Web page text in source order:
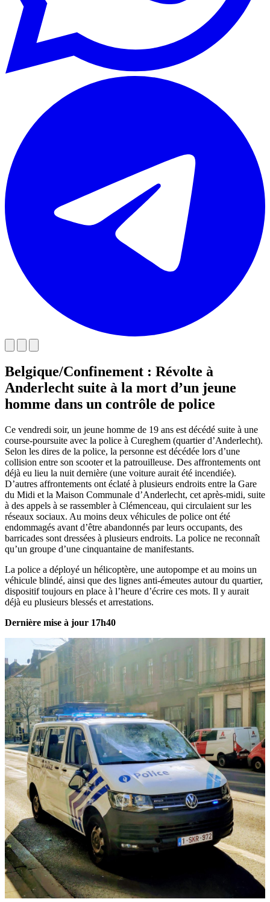
Belgique/Confinement : Révolte à
Anderlecht suite à la mort d’un jeune
homme dans un contrôle de police
Ce vendredi soir, un jeune homme de 19 ans est décédé suite à une
course-poursuite avec la police à Cureghem (quartier d’Anderlecht).
Selon les dires de la police, la personne est décédée lors d’une
collision entre son scooter et la patrouilleuse. Des affrontements ont
déjà eu lieu la nuit dernière (une voiture aurait été incendiée).
D’autres affrontements ont éclaté à plusieurs endroits entre la Gare
du Midi et la Maison Communale d’Anderlecht, cet après-midi, suite
à des appels à se rassembler à Clémenceau, qui circulaient sur les
réseaux sociaux. Au moins deux véhicules de police ont été
endommagés avant d’être abandonnés par leurs occupants, des
barricades sont dressées à plusieurs endroits. La police ne reconnaît
qu’un groupe d’une cinquantaine de manifestants.
La police a déployé un hélicoptère, une autopompe et au moins un
véhicule blindé, ainsi que des lignes anti-émeutes autour du quartier,
dispositif toujours en place à l’heure d’écrire ces mots. Il y aurait
déjà eu plusieurs blessés et arrestations.
Dernière mise à jour 17h40